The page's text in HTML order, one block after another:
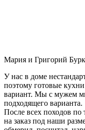
Мария и Григорий
У нас в доме
поэтому готовые
вариант. Мы с мужем
подходящего варианта.
После всех походов
на заказ под наши